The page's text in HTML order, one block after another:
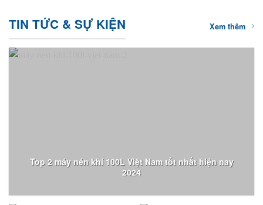
TIN TỨC & SỰ KIỆN Xem thêm
Top 2 máy nén khí 100L Việt Nam tốt nhất hiện nay
2024